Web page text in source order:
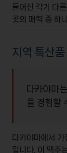
들어진 각기 다
곳의 매력 중 하
지역 특산
다카야마
을 경험할
다카야마에서
입니다. 이 맥주